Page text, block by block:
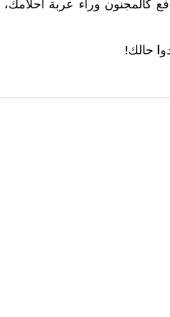
كالمجنون وراء عربة
حالك!